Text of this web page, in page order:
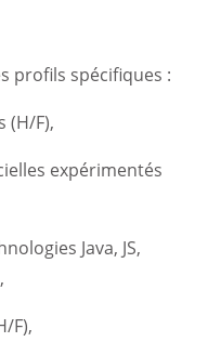
profils spécifiques :
(H/F),
expérimentés
Java, JS,
F),